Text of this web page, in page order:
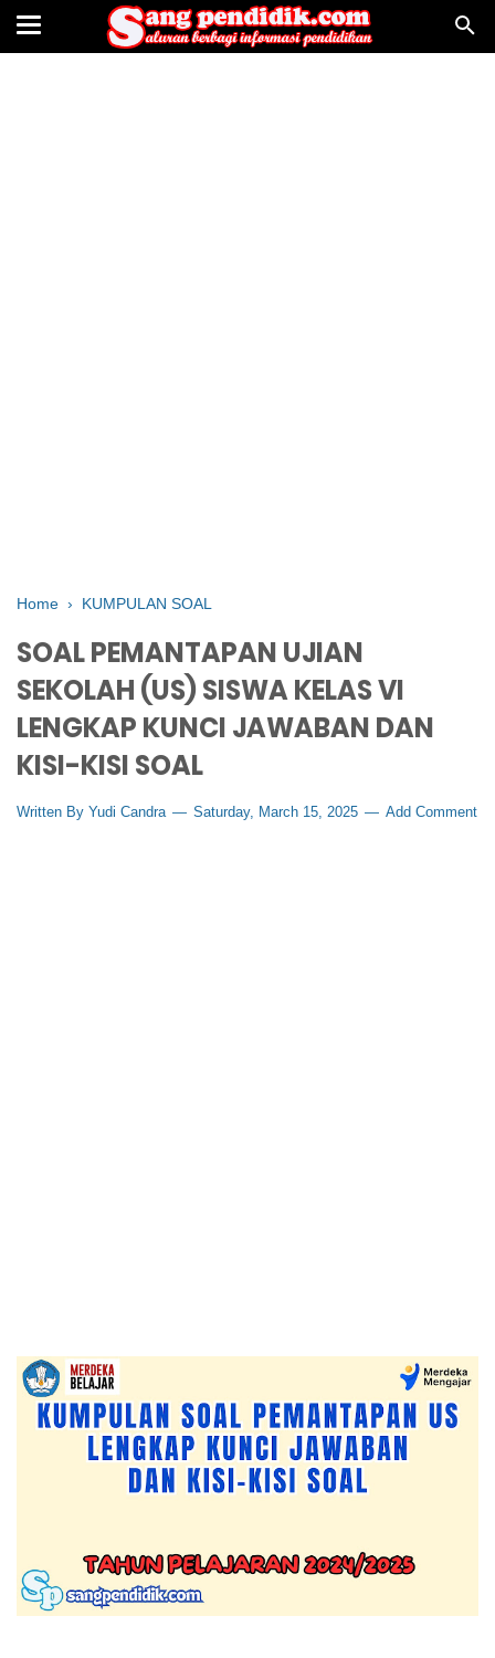
Home › KUMPULAN SOAL
SOAL PEMANTAPAN UJIAN
SEKOLAH (US) SISWA KELAS VI
LENGKAP KUNCI JAWABAN DAN
KISI-KISI SOAL
Written By Yudi Candra Saturday, March 15, 2025 Add Comment